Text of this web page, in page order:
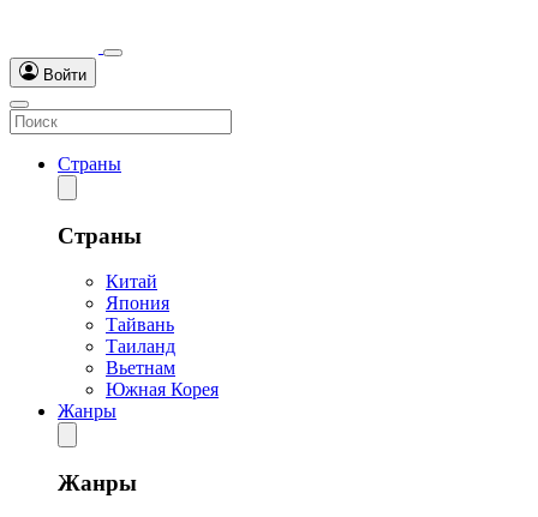
Войти
Страны
Страны
Китай
Япония
Тайвань
Таиланд
Вьетнам
Южная Корея
Жанры
Жанры